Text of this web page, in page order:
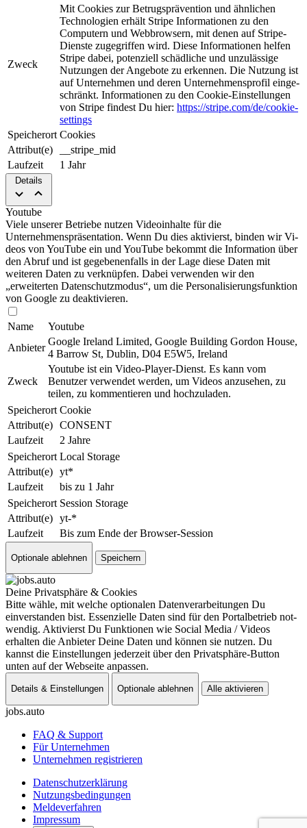
Zweck
Mit Cookies zur Be­trugs­prä­ven­tion und ähnlichen
Tech­nologien erhält Stripe Informationen zu den
Computern und Web­brow­sern, mit denen auf Stripe-
Dienste zugegriffen wird. Diese Informationen helfen
Stripe da­bei, potenziell schädliche und unzulässige
Nutzungen der An­ge­bo­te zu erkennen. Die Nut­zung ist
auf Unternehmen und deren Unternehmensprofil ein­ge­
schrän­kt. Informationen zu den Cookie-Einstellungen
von Stripe findest Du hier: https://stripe.com/de/cookie-
settings
Speicherort Cookies
Attribut(e)
__stripe_mid
Laufzeit
1 Jahr
Details
Youtube
Viele unserer Betriebe nutzen Video­in­hal­te für die
Unternehmenspräsentation. Wenn Du dies aktivierst, binden wir Vi­
deos von YouTube ein und YouTube be­kommt die Information über
den Abruf und ist gegebenenfalls in der Lage diese Daten mit
weiteren Daten zu verknüpfen. Dabei verwenden wir den
„erweiterten Datenschutzmodus“, um die Per­so­nal­isie­rungs­funk­tion
von Google zu de­ak­ti­vie­ren.
Name
Youtube
Anbieter
Google Ireland Limited, Google Building Gordon House,
4 Barrow St, Dublin, D04 E5W5, Ireland
Zweck
Youtube ist ein Video-Player-Dienst. Es kann vom
Benutzer verwendet werden, um Videos anzusehen, zu
teilen, zu kommentieren und hoch­zu­la­den.
Speicherort Cookie
Attribut(e) CONSENT
Laufzeit
2 Jahre
Speicherort Local Storage
Attribut(e) yt*
Laufzeit
bis zu 1 Jahr
Speicherort Session Storage
Attribut(e) yt-*
Laufzeit
Bis zum Ende der Browser-Session
Optionale ablehnen Speichern
Deine Privatsphäre & Cookies
Bitte wähle, mit welche optionalen Datenverarbeitungen Du
einverstanden bist. Essenzielle Daten sind für den Portal­betrieb not­
wen­dig. Aktivierst Du Funktionen wie Social Media / Videos
erhalten die Anbieter Deine Daten und können sie nutzen. Du
kannst die Ein­stel­lun­gen jederzeit über den Privatsphäre-Button
unten auf der Webseite an­pas­sen.
Details & Einstellungen Optionale ablehnen Alle aktivieren
jobs.auto
FAQ & Support
Für Unternehmen
Unternehmen registrieren
Datenschutzerklärung
Nutzungsbedingungen
Meldeverfahren
Impressum